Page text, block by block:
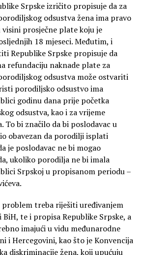
Srpske izričito propisuje da za
odsustva žena ima pravo
prosječne plate koju je
18 mjeseci. Međutim, i
Republike Srpske propisuje da
refundaciju naknade plate za
odsustva može ostvariti
porodiljsko odsustvo ima
godinu dana prije početka
odsustva, kao i za vrijeme
To bi značilo da bi poslodavac u
obavezan da porodilji isplati
je poslodavac ne bi mogao
ukoliko porodilja ne bi imala
Srpskoj u propisanom periodu –
problem treba riješiti uređivanjem
te i propisa Republike Srpske, a
imajući u vidu međunarodne
i Hercegovini, kao što je Konvencija
diskriminacije žena, koji upućuju